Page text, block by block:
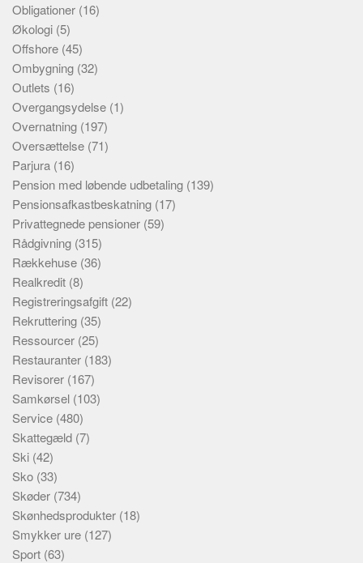
Obligationer (16)
Økologi (5)
Offshore (45)
Ombygning (32)
Outlets (16)
Overgangsydelse (1)
Overnatning (197)
Oversættelse (71)
Parjura (16)
Pension med løbende udbetaling (139)
Pensionsafkastbeskatning (17)
Privattegnede pensioner (59)
Rådgivning (315)
Rækkehuse (36)
Realkredit (8)
Registreringsafgift (22)
Rekruttering (35)
Ressourcer (25)
Restauranter (183)
Revisorer (167)
Samkørsel (103)
Service (480)
Skattegæld (7)
Ski (42)
Sko (33)
Skøder (734)
Skønhedsprodukter (18)
Smykker ure (127)
Sport (63)